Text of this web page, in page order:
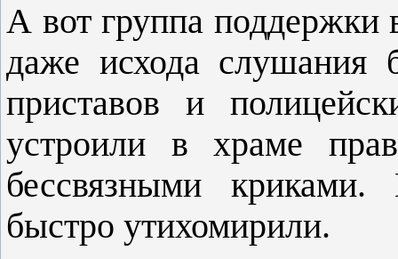
А вот группа поддержки
даже исхода слушания
приставов и
устроили в храме
бессвязными
быстро утихомирили.